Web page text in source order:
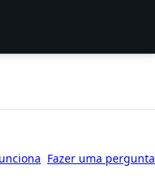
Fazer uma pergunta